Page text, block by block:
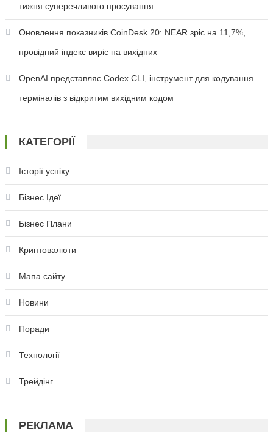
тижня суперечливого просування
Оновлення показників CoinDesk 20: NEAR зріс на 11,7%,
провідний індекс виріс на вихідних
OpenAI представляє Codex CLI, інструмент для кодування
терміналів з відкритим вихідним кодом
КАТЕГОРІЇ
Історії успіху
Бізнес Ідеї
Бізнес Плани
Криптовалюти
Мапа сайту
Новини
Поради
Технології
Трейдінг
РЕКЛАМА